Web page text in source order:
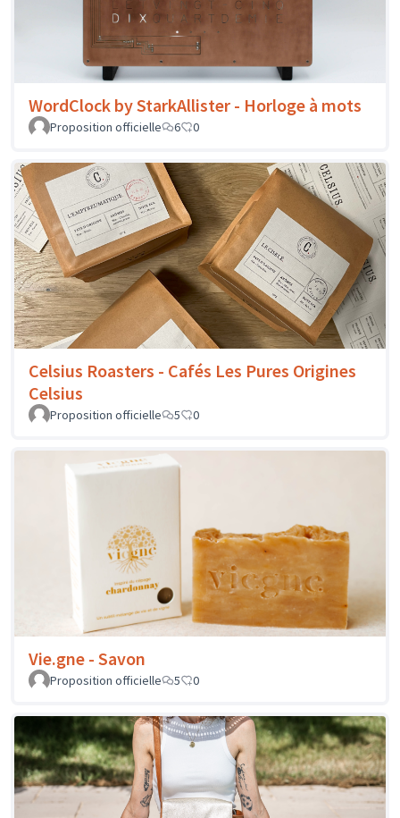
WordClock by StarkAllister - Horloge à mots
Proposition officielle 6 0
Celsius Roasters - Cafés Les Pures Origines
Celsius
Proposition officielle 5 0
Vie.gne - Savon
Proposition officielle 5 0